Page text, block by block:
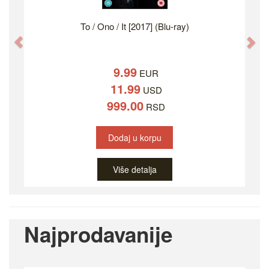
To / Ono / It [2017] (Blu-ray)
9.99 EUR
11.99USD
999.00 RSD
Dodaj u korpu
Više detalja
Najprodavanije